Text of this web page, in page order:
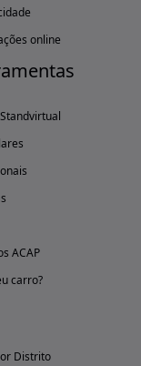
online
ACAP
carro?
Distrito